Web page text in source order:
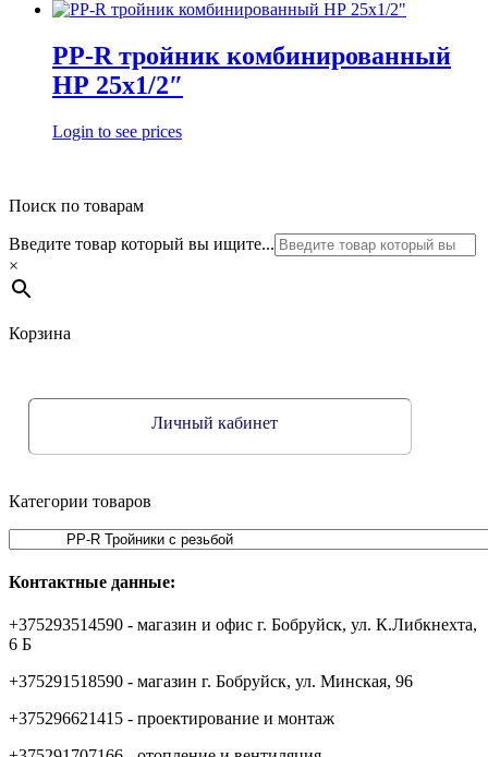
PP-R тройник комбинированный
НР 25х1/2″
Login to see prices
Поиск по товарам
Введите товар который вы ищите...
×
Корзина
Личный кабинет
Категории товаров
Контактные данные:
+375293514590 - магазин и офис г. Бобруйск, ул. К.Либкнехта,
6 Б
+375291518590 - магазин г. Бобруйск, ул. Минская, 96
+375296621415 - проектирование и монтаж